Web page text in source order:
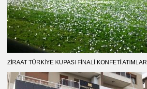
ZIRAAT TÜRKIYE KUPASI FINALI KONFETI ATIMLARI